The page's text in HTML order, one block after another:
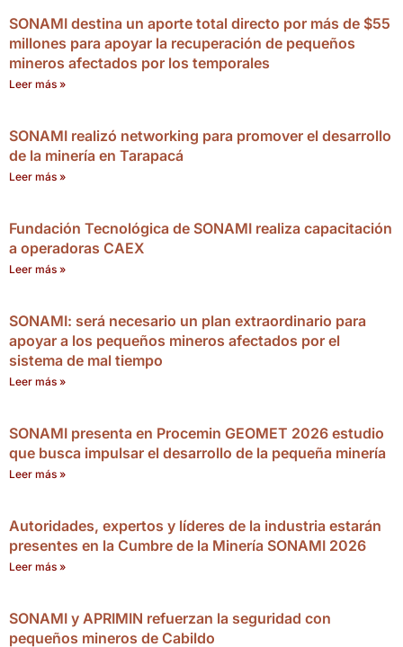
SONAMI destina un aporte total directo por más de $55
millones para apoyar la recuperación de pequeños
mineros afectados por los temporales
Leer más »
SONAMI realizó networking para promover el desarrollo
de la minería en Tarapacá
Leer más »
Fundación Tecnológica de SONAMI realiza capacitación
a operadoras CAEX
Leer más »
SONAMI: será necesario un plan extraordinario para
apoyar a los pequeños mineros afectados por el
sistema de mal tiempo
Leer más »
SONAMI presenta en Procemin GEOMET 2026 estudio
que busca impulsar el desarrollo de la pequeña minería
Leer más »
Autoridades, expertos y líderes de la industria estarán
presentes en la Cumbre de la Minería SONAMI 2026
Leer más »
SONAMI y APRIMIN refuerzan la seguridad con
pequeños mineros de Cabildo